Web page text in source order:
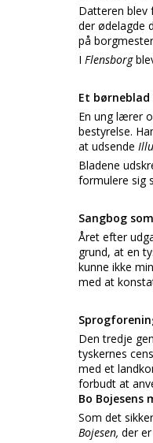
Datteren blev
der ødelagde
på
I Flensborg
Et
En ung lærer
bestyrelse.
at udsende
Bladene
formulere sig
Sangbog
Året efter
grund, at en
kunne ikke
med at
Den tredje
tyskernes
med et
forbudt at
Bo Bojesens
Som det
Bojesen, der